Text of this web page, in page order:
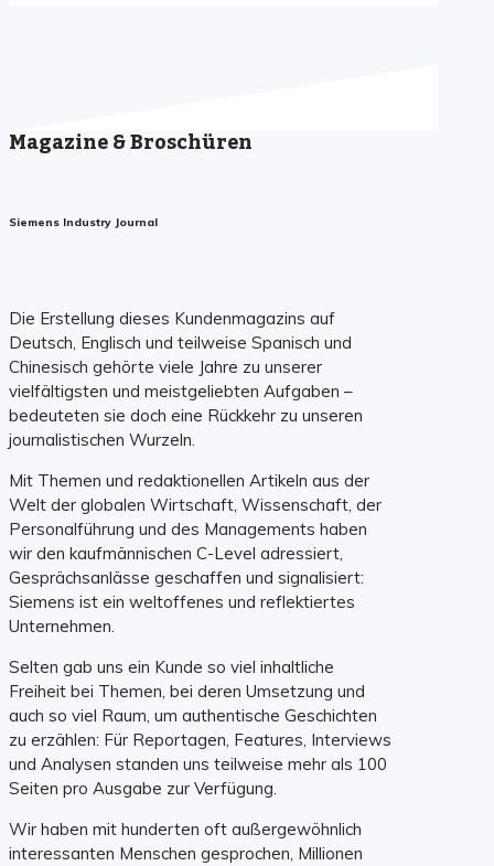
Magazine & Broschüren
Siemens Industry Journal
Die Erstellung dieses Kundenmagazins auf
Deutsch, Englisch und teilweise Spanisch und
Chinesisch gehörte viele Jahre zu unserer
vielfältigsten und meistgeliebten Aufgaben –
bedeuteten sie doch eine Rückkehr zu unseren
journalistischen Wurzeln.
Mit Themen und redaktionellen Artikeln aus der
Welt der globalen Wirtschaft, Wissenschaft, der
Personalführung und des Managements haben
wir den kaufmännischen C-Level adressiert,
Gesprächsanlässe geschaffen und signalisiert:
Siemens ist ein weltoffenes und reflektiertes
Unternehmen.
Selten gab uns ein Kunde so viel inhaltliche
Freiheit bei Themen, bei deren Umsetzung und
auch so viel Raum, um authentische Geschichten
zu erzählen: Für Reportagen, Features, Interviews
und Analysen standen uns teilweise mehr als 100
Seiten pro Ausgabe zur Verfügung.
Wir haben mit hunderten oft außergewöhnlich
interessanten Menschen gesprochen, Millionen